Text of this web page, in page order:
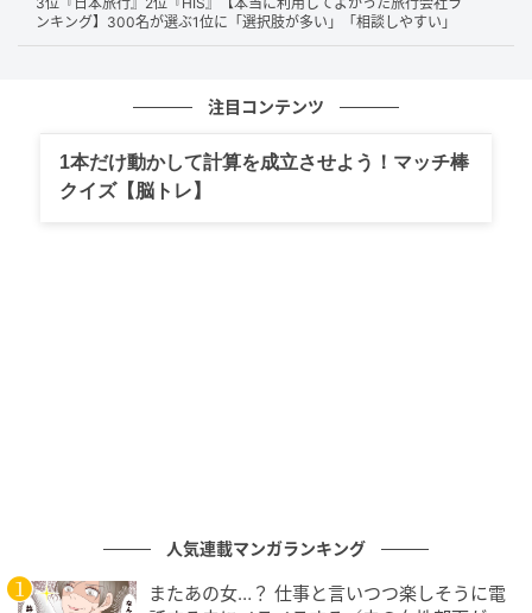
IKEAのソファは、北欧らしい洗練されたデザインとリ
ものからベーシックなものまで種類が豊富で、自宅の
も魅力のひとつ。自分で組み立てる楽しさや、店頭の
豊富な展示スペースでじっくり選べる点、そして海外
デザインがお洒落で種類も豊富です。また価格もお手頃なの
（24歳/女性）
ンキング】300名が選ぶ1位に「選択肢が多い」「相談しやすい」
注目コンテンツ
1本だけ動かして計算を成立させよう！マッチ棒
クイズ【脳トレ】
人気連載マンガランキング
またあの女…？ 仕事と言いつつ楽しそうに電